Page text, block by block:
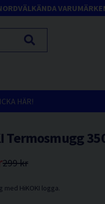
VÄLKÄNDA
HÄR!
Termosmugg
299 kr
med HiKOKI logga.